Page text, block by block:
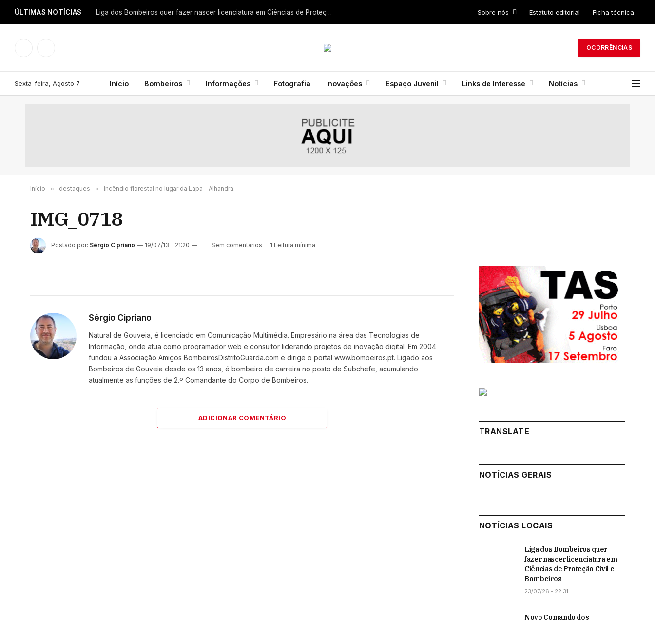
ÚLTIMAS NOTÍCIAS Liga dos Bombeiros quer fazer nascer licenciatura em Ciências de Proteção Civil e Bombeiros Sobre nós Estatuto editorial Ficha técnica
OCORRÊNCIAS
Sexta-feira, Agosto 7 Início Bombeiros Informações Fotografia Inovações Espaço Juvenil Links de Interesse Notícias
Início » destaques » Incêndio florestal no lugar da Lapa – Alhandra.
IMG_0718
Postado por: Sérgio Cipriano 19/07/13 - 21:20 Sem comentários 1 Leitura mínima
Sérgio Cipriano
Natural de Gouveia, é licenciado em Comunicação Multimédia. Empresário na área das Tecnologias de
Informação, onde atua como programador web e consultor liderando projetos de inovação digital. Em 2004
fundou a Associação Amigos BombeirosDistritoGuarda.com e dirige o portal www.bombeiros.pt. Ligado aos
Bombeiros de Gouveia desde os 13 anos, é bombeiro de carreira no posto de Subchefe, acumulando
atualmente as funções de 2.º Comandante do Corpo de Bombeiros.
ADICIONAR COMENTÁRIO
TRANSLATE
NOTÍCIAS GERAIS
NOTÍCIAS LOCAIS
Liga dos Bombeiros quer
fazer nascer licenciatura em
Ciências de Proteção Civil e
Bombeiros
23/07/26 - 22:31
Novo Comando dos